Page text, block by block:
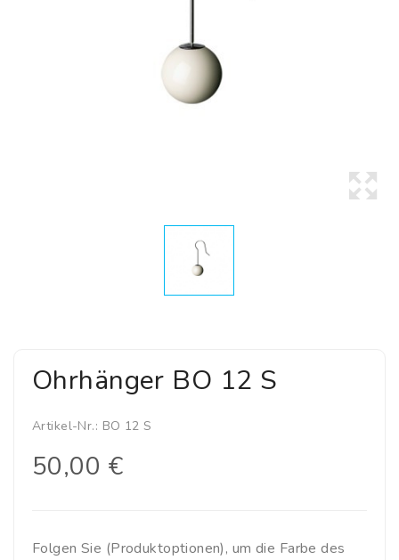
Ohrhänger BO 12 S
Artikel-Nr.: BO 12 S
50,00 €
Folgen Sie (Produktoptionen), um die Farbe des